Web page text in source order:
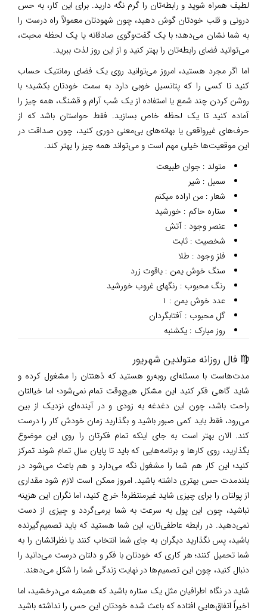
لطیف همراه شوید و رابطه‌تان را گرم نگه دارید. برای این کار، به حس
درونی و قلب خودتان گوش دهید، چون شهودتان معمولاً راه درست را
به شما نشان می‌دهد؛ با یک گفت‌وگوی صادقانه یا یک لحظه محبت،
می‌توانید فضای رابطه‌تان را بهتر کنید و از این روز لذت ببرید.
اما اگر مجرد هستید، امروز می‌توانید روی یک فضای رمانتیک حساب
کنید تا کسی را که پتانسیل خوبی دارد به سمت خودتان بکشید؛ با
روشن کردن چند شمع یا استفاده از یک شب آرام و قشنگ، همه چیز را
آماده کنید تا یک لحظه خاص بسازید. فقط حواستان باشد که از
حرف‌های غیرواقعی یا بهانه‌های بی‌معنی دوری کنید، چون صداقت در
این موقعیت‌ها خیلی مهم است و می‌تواند همه چیز را بهتر کند.
متولد : جوان طبیعت
سمبل : شیر
شعار : من اراده میکنم
ستاره حاکم : خورشید
عنصر وجود : آتش
شخصیت : ثابت
فلز وجود : طلا
سنگ خوش یمن : یاقوت زرد
رنگ محبوب : رنگهای غروب خورشید
عدد خوش یمن : ۱
گل محبوب : آفتابگردان
روز مبارک : یکشنبه
♍ فال روزانه متولدین شهریور
مدت‌هاست با مسئله‌ای روبه‌رو هستید که ذهنتان را مشغول کرده و
شاید گاهی فکر کنید این مشکل هیچ‌وقت تمام نمی‌شود؛ اما خیالتان
راحت باشد، چون این دغدغه به زودی و در آینده‌ای نزدیک از بین
می‌رود، فقط باید کمی صبور باشید و بگذارید زمان خودش کار را درست
کند. الان بهتر است به جای اینکه تمام فکرتان را روی این موضوع
بگذارید، روی کارها و برنامه‌هایی که باید تا پایان سال تمام شوند تمرکز
کنید؛ این کار هم شما را مشغول نگه می‌دارد و هم باعث می‌شود در
بلندمدت حس بهتری داشته باشید. امروز ممکن است لازم شود مقداری
از پولتان را برای چیزی شاید غیرمنتظره! خرج کنید، اما نگران این هزینه
نباشید، چون این پول به سرعت به شما برمی‌گردد و چیزی از دست
نمی‌دهید. در رابطه عاطفی‌تان، این شما هستید که باید تصمیم‌گیرنده
باشید، پس نگذارید دیگران به جای شما انتخاب کنند یا نظراتشان را به
شما تحمیل کنند؛ هر کاری که خودتان با فکر و دلتان درست می‌دانید را
دنبال کنید، چون این تصمیم‌ها در نهایت زندگی شما را شکل می‌دهند.
شاید در نگاه اطرافیان مثل یک ستاره باشید که همیشه می‌درخشید، اما
اخیراً اتفاق‌هایی افتاده که باعث شده خودتان این حس را نداشته باشید